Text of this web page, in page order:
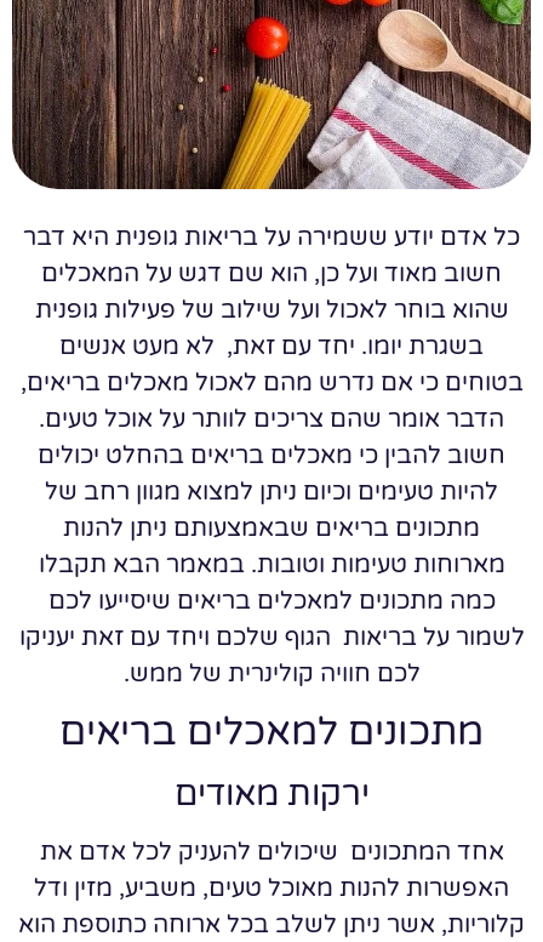
כל אדם יודע ששמירה על בריאות גופנית היא דבר
חשוב מאוד ועל כן, הוא שם דגש על המאכלים
שהוא בוחר לאכול ועל שילוב של פעילות גופנית
בשגרת יומו. יחד עם זאת, לא מעט אנשים
בטוחים כי אם נדרש מהם לאכול מאכלים בריאים,
הדבר אומר שהם צריכים לוותר על אוכל טעים.
חשוב להבין כי מאכלים בריאים בהחלט יכולים
להיות טעימים וכיום ניתן למצוא מגוון רחב של
מתכונים בריאים שבאמצעותם ניתן להנות
מארוחות טעימות וטובות. במאמר הבא תקבלו
כמה מתכונים למאכלים בריאים שיסייעו לכם
לשמור על בריאות הגוף שלכם ויחד עם זאת יעניקו
לכם חוויה קולינרית של ממש.
מתכונים למאכלים בריאים
ירקות מאודים
אחד המתכונים שיכולים להעניק לכל אדם את
האפשרות להנות מאוכל טעים, משביע, מזין ודל
קלוריות, אשר ניתן לשלב בכל ארוחה כתוספת הוא